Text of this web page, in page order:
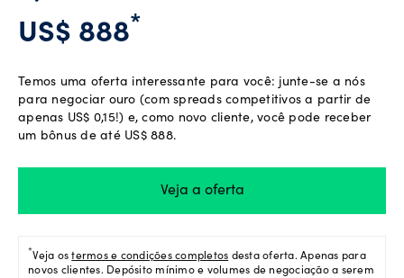
da
conta
Explorar
Language
US$ 888*
Temos uma oferta interessante para você: junte-se a nós
para negociar ouro (com spreads competitivos a partir de
apenas US$ 0,15!) e, como novo cliente, você pode receber
um bônus de até US$ 888.
Veja a oferta
*Veja ostermos e condições completos desta oferta. Apenas para
novos clientes. Depósito mínimo e volumes de negociação a serem